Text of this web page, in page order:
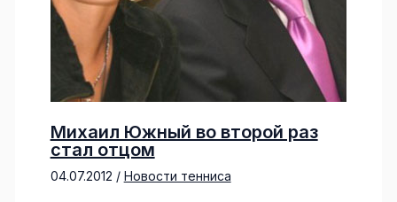
Михаил Южный во второй раз
стал отцом
04.07.2012 / Новости тенниса